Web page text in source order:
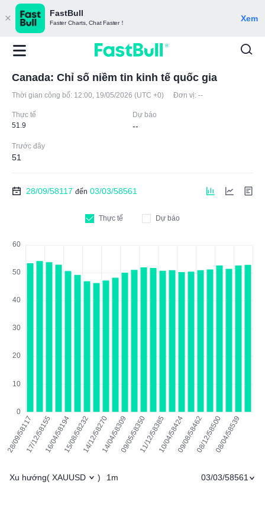
FastBull
Faster Charts, Chat Faster！ Xem
Canada: Chỉ số niềm tin kinh tế quốc gia
Thời gian công bố: 12:00, 19/05/2026 (UTC +0) Đơn vị: --
Thực tế
51.9
Dự báo
--
Trước đây
51
28/09/58117 đến 03/03/58561
Thực tế Dự báo
Xu hướng( XAUUSD ) 1m 03/03/58561